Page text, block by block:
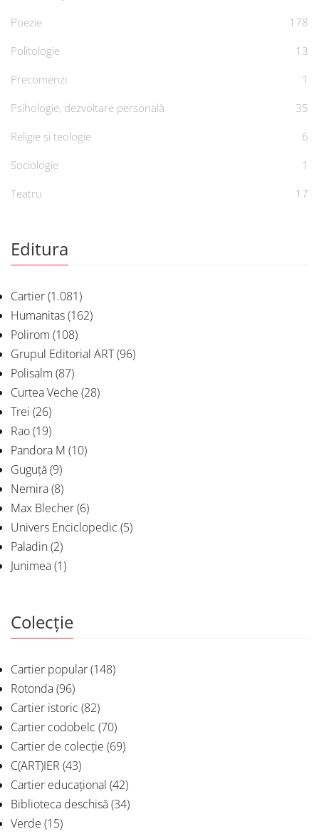
Poezie
178
Politologie
13
Precomenzi
1
Psihologie, dezvoltare personală
35
Religie și teologie
6
Sociologie
1
Teatru
17
Editura
Cartier(1.081)
Humanitas(162)
Polirom (108)
Grupul Editorial ART(96)
Polisalm (87)
Curtea Veche (28)
Trei (26)
Rao(19)
Pandora M (10)
Guguță(9)
Nemira(8)
Max Blecher(6)
Univers Enciclopedic (5)
Paladin(2)
Junimea(1)
Colecție
Cartier popular(148)
Rotonda(96)
Cartier istoric (82)
Cartier codobelc (70)
Cartier de colecție (69)
C(ART)IER (43)
Cartier educațional (42)
Biblioteca deschisă(34)
Verde (15)